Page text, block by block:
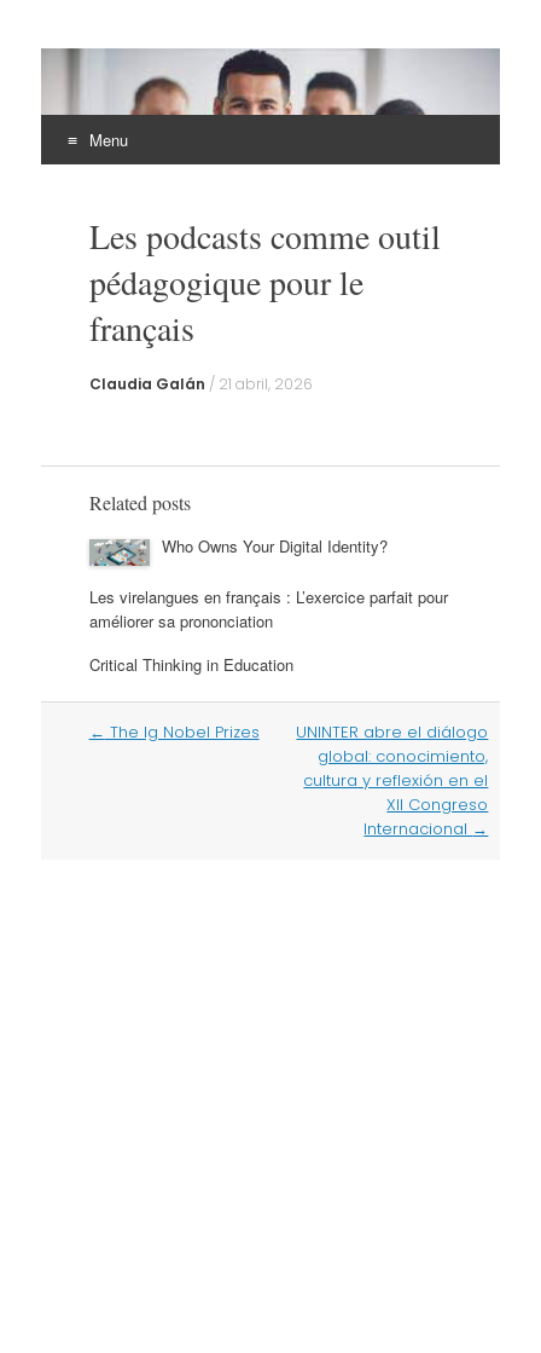
EHLI
UNINTER
Menu
contentLes podcasts comme outil
pédagogique pour le
français
Claudia Galán / 21 abril, 2026
Related posts
Who Owns Your Digital Identity?
Les virelangues en français : L’exercice parfait pour
améliorer sa prononciation
Critical Thinking in Education
Post
← The Ig Nobel Prizes
UNINTER abre el diálogo
global: conocimiento,
cultura y reflexión en el
XII Congreso
Internacional →